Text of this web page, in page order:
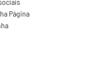
Página